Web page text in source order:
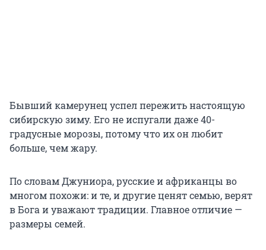
Бывший камерунец успел пережить настоящую
сибирскую зиму. Его не испугали даже 40-
градусные морозы, потому что их он любит
больше, чем жару.
По словам Джуниора, русские и африканцы во
многом похожи: и те, и другие ценят семью, верят
в Бога и уважают традиции. Главное отличие —
размеры семей.